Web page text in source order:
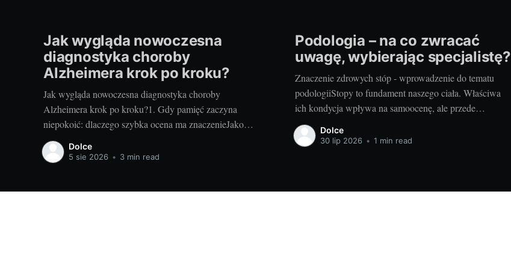
Jak wygląda nowoczesna
diagnostyka choroby
Alzheimera krok po kroku?
Jak wygląda nowoczesna diagnostyka choroby
Alzheimera krok po kroku?1. Gdy pamięć zaczyna
niepokoić: dlaczego szybka ocena ma znaczenieJako
mama i blogerka lubię mieć plan. Kiedy u mojej cioci
zaczęły się „drobne” zgubienia terminów i powtarzanie
Dolce
5 sie 2026 • 3 min read
Podologia – na co zwracać
uwagę, wybierając specjalistę?
Znaczenie zdrowych stóp - wprowadzenie do tematu
podologiiStopy to fundament naszego ciała. Właściwa
ich kondycja wpływa na samoocenę, ale przede
wszystkim na komfort i zdrowie całego organizmu.
Często niestety zapominamy o ich przysługującej trosce,
Dolce
30 lip 2026 • 1 min read